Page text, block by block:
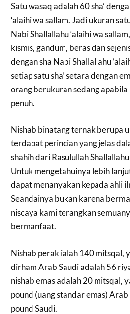
Satu wasaq adalah 60 sha’
‘alaihi wa sallam. Jadi ukuran
Nabi Shallallahu ‘alaihi wa
kismis, gandum, beras dan
dengan sha Nabi Shallallahu
setiap satu sha’ setara dengan
orang berukuran sedang apabila
penuh.
Nishab binatang ternak berupa
terdapat perincian yang jelas
shahih dari Rasulullah Shallallahu
Untuk mengetahuinya lebih
dapat menanyakan kepada ahli
Seandainya bukan karena
niscaya kami terangkan
bermanfaat.
Nishab perak ialah 140 mitsqal,
dirham Arab Saudi adalah 56
nishab emas adalah 20 mitsqal,
pound (uang standar emas)
pound Saudi.